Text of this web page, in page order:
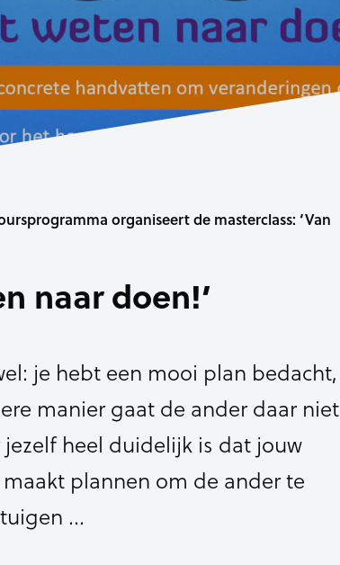
organiseert de masterclass: ‘Van
naar doen!’
je hebt een mooi plan bedacht,
manier gaat de ander daar niet
heel duidelijk is dat jouw
plannen om de ander te
…